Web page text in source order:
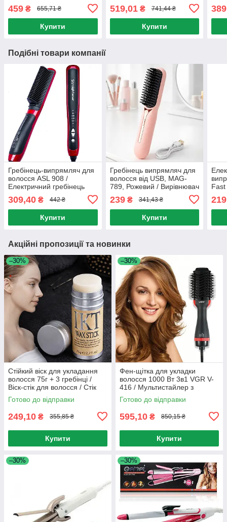
укладання волосся
459 ₴ 655,71 ₴
Купити
регулюванням
температури
519,01₴ 741,44 ₴
Купити
389
Подібні товари компанії
Гребінець-випрямляч для
волосся ASL 908 /
Електричний гребінець
для випрямлення волосся
309,40 ₴ 442 ₴
Купити
Гребінець випрямляч для
волосся від USB, MAG-
789, Рожевий / Вирівнювач
для волосся / Гребінець
для випрямлення волосся
239₴ 341,43 ₴
Купити
Акційні пропозиції та новинки
–30%
Стійкий віск для укладання
волосся 75г + 3 гребінці /
Віск-стік для волосся / Стік
віск для стайлінгу волосся
Готово до відправки
249,10 ₴ 355,85 ₴
Купити
–30%
Фен-щітка для укладки
волосся 1000 Вт 3в1 VGR V-
416 / Мультистайлер з
гребінцем / Стайлер для
волосся
Готово до відправки
595,10 ₴ 850,15 ₴
Купити
–30% –30%